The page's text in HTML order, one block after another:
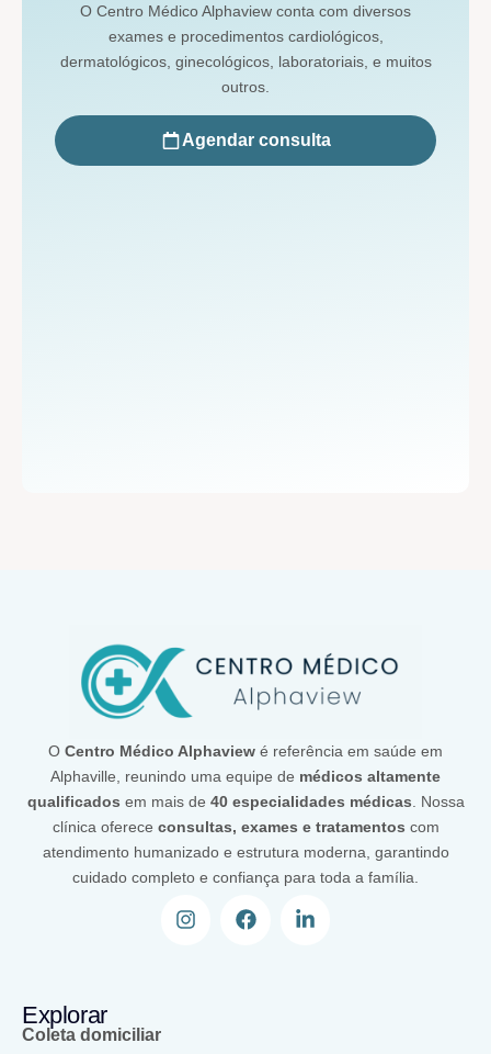
O Centro Médico Alphaview conta com diversos
exames e procedimentos cardiológicos,
dermatológicos, ginecológicos, laboratoriais, e muitos
outros.
Agendar consulta
O Centro Médico Alphaview é referência em saúde em
Alphaville, reunindo uma equipe de médicos altamente
qualificados em mais de 40 especialidades médicas . Nossa
clínica oferece consultas, exames e tratamentos com
atendimento humanizado e estrutura moderna, garantindo
cuidado completo e confiança para toda a família.
Explorar
Coleta domiciliar